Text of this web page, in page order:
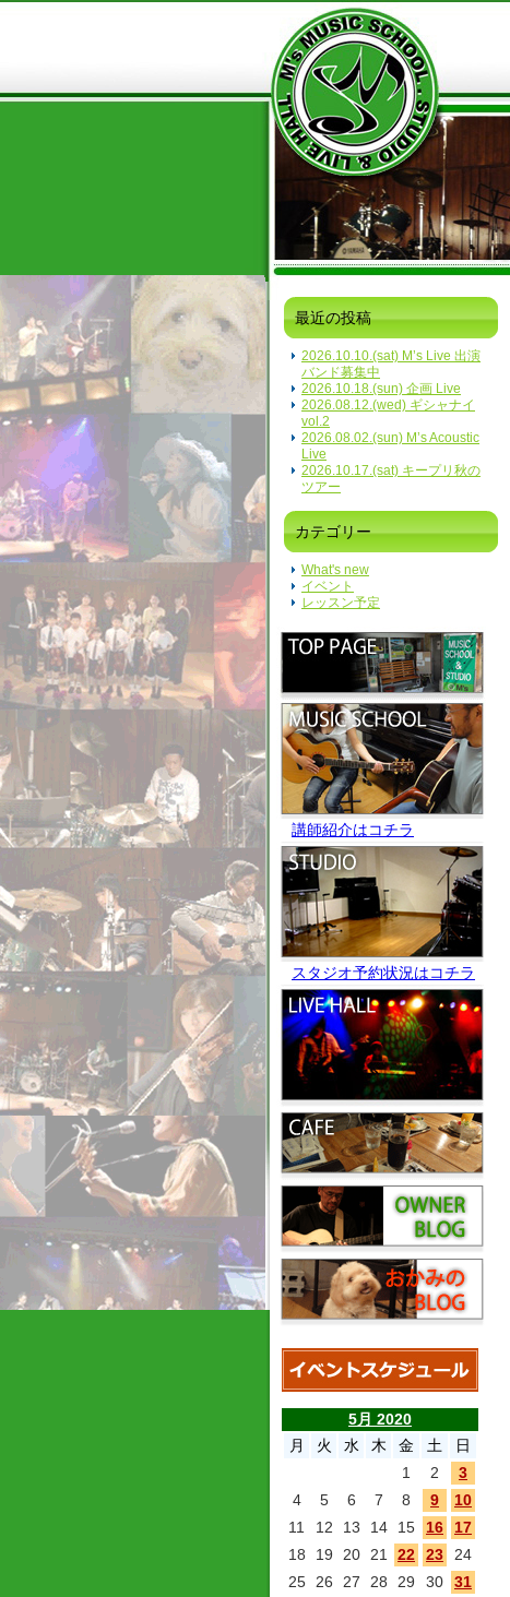
最近の投稿
2026.10.10.(sat) M’s Live 出演
バンド募集中
2026.10.18.(sun) 企画 Live
2026.08.12.(wed) ギシャナイ
vol.2
2026.08.02.(sun) M’s Acoustic
Live
2026.10.17.(sat) キープリ秋の
ツアー
カテゴリー
What's new
イベント
レッスン予定
講師紹介はコチラ
スタジオ予約状況はコチラ
5月 2020
月
火 水 木 金 土
日
1
2
3
4
5 6 7 8 9
10
11
12 13 14 15 16
17
18
19 20 21 22 23
24
25
26 27 28 29 30 31